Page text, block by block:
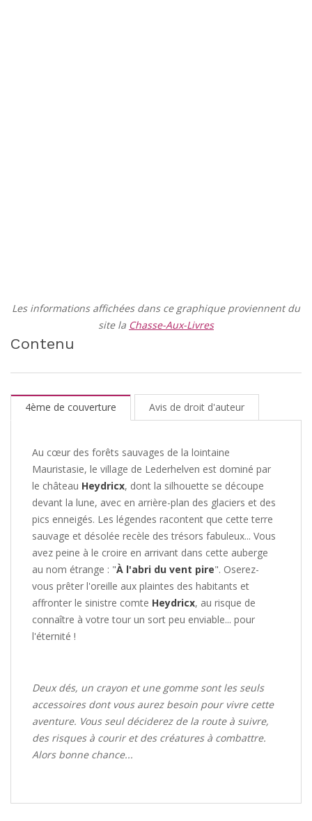
Les informations affichées dans ce graphique proviennent du
site la Chasse-Aux-Livres
Contenu
4ème de couverture Avis de droit d'auteur
Au cœur des forêts sauvages de la lointaine
Mauristasie, le village de Lederhelven est dominé par
le château Heydricx, dont la silhouette se découpe
devant la lune, avec en arrière-plan des glaciers et des
pics enneigés. Les légendes racontent que cette terre
sauvage et désolée recèle des trésors fabuleux... Vous
avez peine à le croire en arrivant dans cette auberge
au nom étrange : "À l'abri du vent pire". Oserez-
vous prêter l'oreille aux plaintes des habitants et
affronter le sinistre comte Heydricx, au risque de
connaître à votre tour un sort peu enviable... pour
l'éternité !
Deux dés, un crayon et une gomme sont les seuls
accessoires dont vous aurez besoin pour vivre cette
aventure. Vous seul déciderez de la route à suivre,
des risques à courir et des créatures à combattre.
Alors bonne chance...